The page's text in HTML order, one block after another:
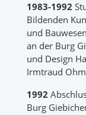
1983-1992
Bildenden
und
an der Burg
und Design
Irmtraud
1992
Burg